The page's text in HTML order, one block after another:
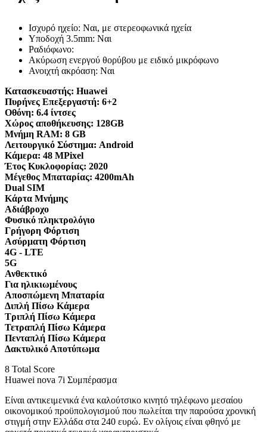
Ισχυρό ηχείο: Ναι, με στερεοφωνικά ηχεία
Υποδοχή 3.5mm: Ναι
Ραδιόφωνο:
Ακύρωση ενεργού θορύβου με ειδικό μικρόφωνο
Ανοιχτή ακρόαση: Ναι
Κατασκευαστής: Huawei
Πυρήνες Επεξεργαστή: 6+2
Οθόνη: 6.4 ίντσες
Χώρος αποθήκευσης: 128GB
Μνήμη RAM: 8 GB
Λειτουργικό Σύστημα: Android
Κάμερα: 48 MPixel
Έτος Κυκλοφορίας: 2020
Μέγεθος Μπαταρίας: 4200mAh
Dual SIM
Κάρτα Μνήμης
Αδιάβροχο
Φυσικό πληκτρολόγιο
Γρήγορη Φόρτιση
Ασύρματη Φόρτιση
4G - LTE
5G
Ανθεκτικό
Για ηλικιωμένους
Αποσπώμενη Μπαταρία
Διπλή Πίσω Κάμερα
Τριπλή Πίσω Κάμερα
Τετραπλή Πίσω Κάμερα
Πενταπλή Πίσω Κάμερα
Δακτυλικό Αποτύπωμα
8 Total Score
Huawei nova 7i Συμπέρασμα
Είναι αντικειμενικά ένα καλούτσικο κινητό τηλέφωνο μεσαίου
οικονομικού προϋπολογισμού που πωλείται την παρούσα χρονική
στιγμή στην Ελλάδα στα 240 ευρώ. Εν ολίγοις είναι φθηνό με